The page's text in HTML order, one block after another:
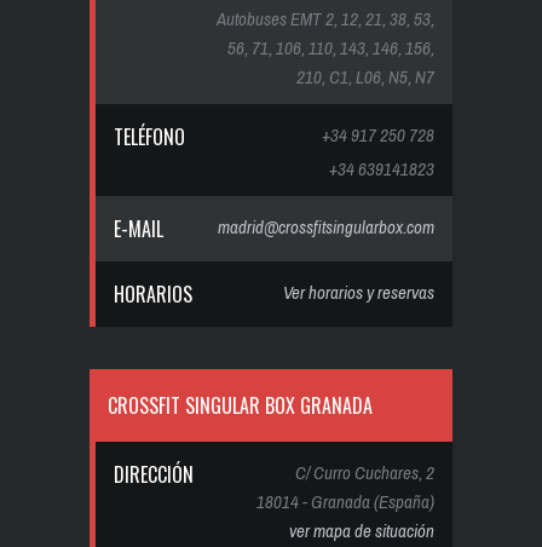
Autobuses EMT 2, 12, 21, 38, 53,
56, 71, 106, 110, 143, 146, 156,
210, C1, L06, N5, N7
TELÉFONO
+34 917 250 728
+34 639141823
E-MAIL madrid@crossfitsingularbox.com
HORARIOS Ver horarios y reservas
CROSSFIT SINGULAR BOX GRANADA
DIRECCIÓN
C/ Curro Cuchares, 2
18014 - Granada (España)
ver mapa de situación